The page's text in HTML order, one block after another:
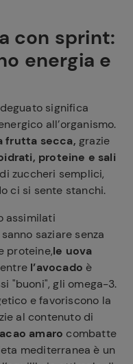
con sprint:
energia e
significa
all’organismo.
frutta secca, grazie
proteine e sali
zuccheri semplici,
ci si sente stanchi.
assimilati
sanno saziare senza
proteine,le uova
l’avocado è
"buoni", gli omega-3.
e favoriscono la
al contenuto di
amaro combatte
mediterranea è un